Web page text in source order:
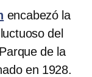
encabezó la
del
de la
en 1928.